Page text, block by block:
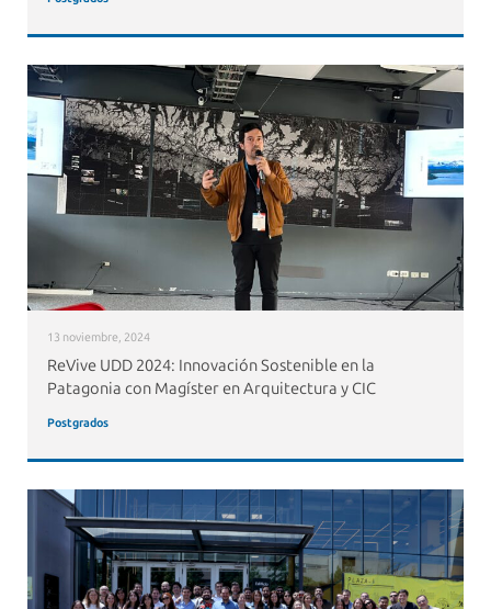
13 noviembre, 2024
ReVive UDD 2024: Innovación Sostenible en la
Patagonia con Magíster en Arquitectura y CIC
Postgrados